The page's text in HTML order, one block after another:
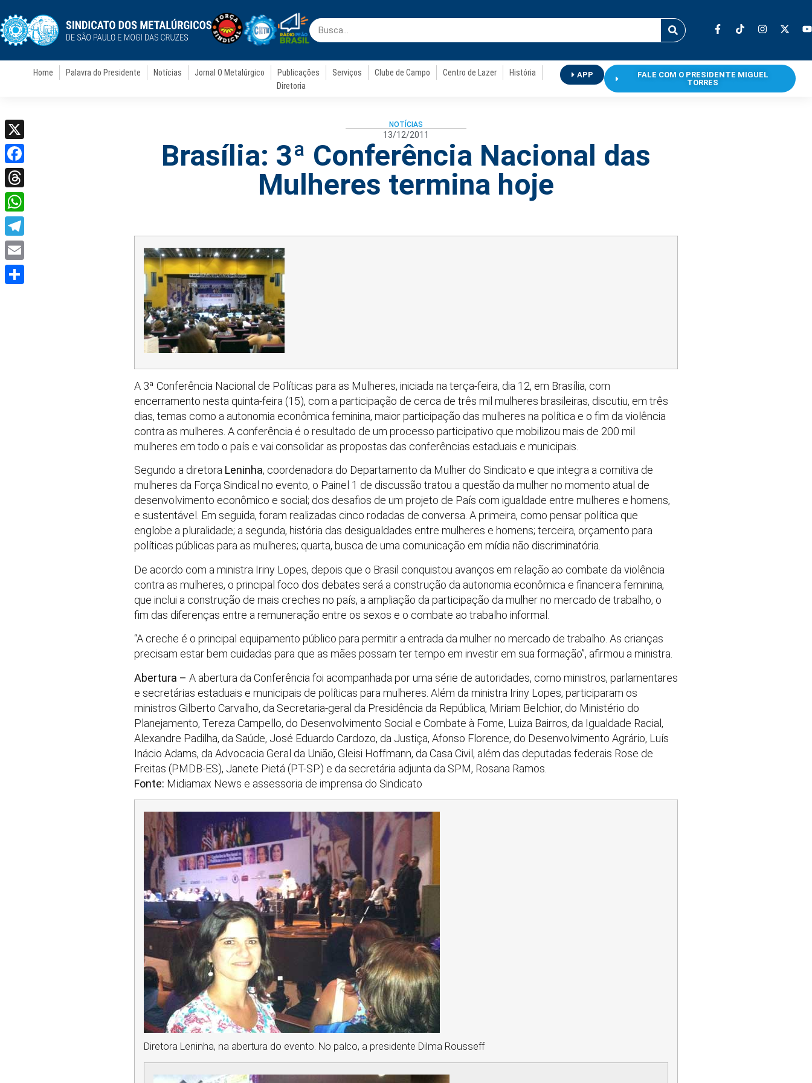
Home Palavra do Presidente Notícias Jornal O Metalúrgico Publicações Serviços Clube de Campo Centro de Lazer
História
Diretoria
APP
FALE COM O PRESIDENTE MIGUEL
TORRES
NOTÍCIAS
13/12/2011
Brasília: 3ª Conferência Nacional das
Mulheres termina hoje
A 3ª Conferência Nacional de Políticas para as Mulheres, iniciada na terça-feira, dia 12, em Brasília, com
encerramento nesta quinta-feira (15), com a participação de cerca de três mil mulheres brasileiras, discutiu, em três
dias, temas como a autonomia econômica feminina, maior participação das mulheres na política e o fim da violência
contra as mulheres. A conferência é o resultado de um processo participativo que mobilizou mais de 200 mil
mulheres em todo o país e vai consolidar as propostas das conferências estaduais e municipais.
Segundo a diretora Leninha, coordenadora do Departamento da Mulher do Sindicato e que integra a comitiva de
mulheres da Força Sindical no evento, o Painel 1 de discussão tratou a questão da mulher no momento atual de
desenvolvimento econômico e social; dos desafios de um projeto de País com igualdade entre mulheres e homens,
e sustentável. Em seguida, foram realizadas cinco rodadas de conversa. A primeira, como pensar política que
englobe a pluralidade; a segunda, história das desigualdades entre mulheres e homens; terceira, orçamento para
políticas públicas para as mulheres; quarta, busca de uma comunicação em mídia não discriminatória.
De acordo com a ministra Iriny Lopes, depois que o Brasil conquistou avanços em relação ao combate da violência
contra as mulheres, o principal foco dos debates será a construção da autonomia econômica e financeira feminina,
que inclui a construção de mais creches no país, a ampliação da participação da mulher no mercado de trabalho, o
fim das diferenças entre a remuneração entre os sexos e o combate ao trabalho informal.
“A creche é o principal equipamento público para permitir a entrada da mulher no mercado de trabalho. As crianças
precisam estar bem cuidadas para que as mães possam ter tempo em investir em sua formação”, afirmou a ministra.
Abertura – A abertura da Conferência foi acompanhada por uma série de autoridades, como ministros, parlamentares
e secretárias estaduais e municipais de políticas para mulheres. Além da ministra Iriny Lopes, participaram os
ministros Gilberto Carvalho, da Secretaria-geral da Presidência da República, Miriam Belchior, do Ministério do
Planejamento, Tereza Campello, do Desenvolvimento Social e Combate à Fome, Luiza Bairros, da Igualdade Racial,
Alexandre Padilha, da Saúde, José Eduardo Cardozo, da Justiça, Afonso Florence, do Desenvolvimento Agrário, Luís
Inácio Adams, da Advocacia Geral da União, Gleisi Hoffmann, da Casa Civil, além das deputadas federais Rose de
Freitas (PMDB-ES), Janete Pietá (PT-SP) e da secretária adjunta da SPM, Rosana Ramos.
Fonte: Midiamax News e assessoria de imprensa do Sindicato
Diretora Leninha, na abertura do evento. No palco, a presidente Dilma Rousseff
X
Facebook
Threads
WhatsApp
Telegram
Email